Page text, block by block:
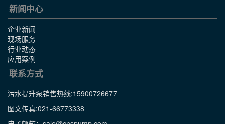
新闻中心
企业新闻
现场服务
行业动态
应用案例
联系方式
污水提升泵销售热线:15900726677
图文传真:021-66773338